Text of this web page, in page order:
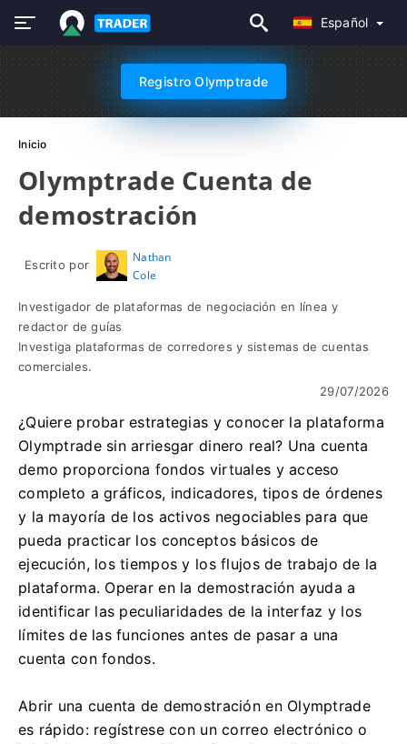
Español
Registro Olymptrade
Inicio
Olymptrade Cuenta de
demostración
Escrito por
Nathan
Cole
Investigador de plataformas de negociación en línea y
redactor de guías
Investiga plataformas de corredores y sistemas de cuentas
comerciales.
29/07/2026
¿Quiere probar estrategias y conocer la plataforma
Olymptrade sin arriesgar dinero real? Una cuenta
demo proporciona fondos virtuales y acceso
completo a gráficos, indicadores, tipos de órdenes
y la mayoría de los activos negociables para que
pueda practicar los conceptos básicos de
ejecución, los tiempos y los flujos de trabajo de la
plataforma. Operar en la demostración ayuda a
identificar las peculiaridades de la interfaz y los
límites de las funciones antes de pasar a una
cuenta con fondos.
Abrir una cuenta de demostración en Olymptrade
es rápido: regístrese con un correo electrónico o